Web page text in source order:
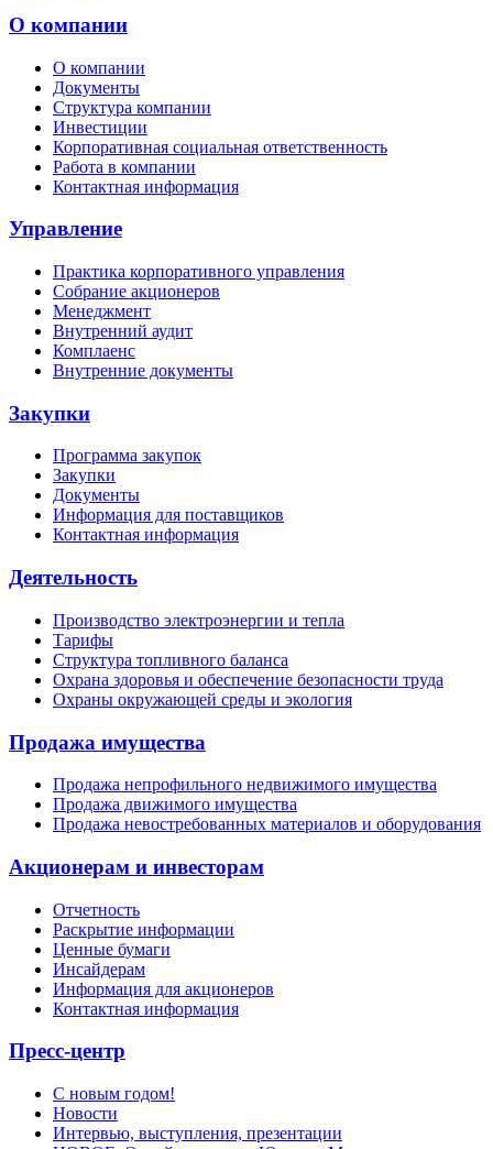
О компании
О компании
Документы
Структура компании
Инвестиции
Корпоративная социальная ответственность
Работа в компании
Контактная информация
Управление
Практика корпоративного управления
Собрание акционеров
Менеджмент
Внутренний аудит
Комплаенс
Внутренние документы
Закупки
Программа закупок
Закупки
Документы
Информация для поставщиков
Контактная информация
Деятельность
Производство электроэнергии и тепла
Тарифы
Структура топливного баланса
Охрана здоровья и обеспечение безопасности труда
Охраны окружающей среды и экология
Продажа имущества
Продажа непрофильного недвижимого имущества
Продажа движимого имущества
Продажа невостребованных материалов и оборудования
Акционерам и инвесторам
Отчетность
Раскрытие информации
Ценные бумаги
Инсайдерам
Информация для акционеров
Контактная информация
Пресс-центр
С новым годом!
Новости
Интервью, выступления, презентации